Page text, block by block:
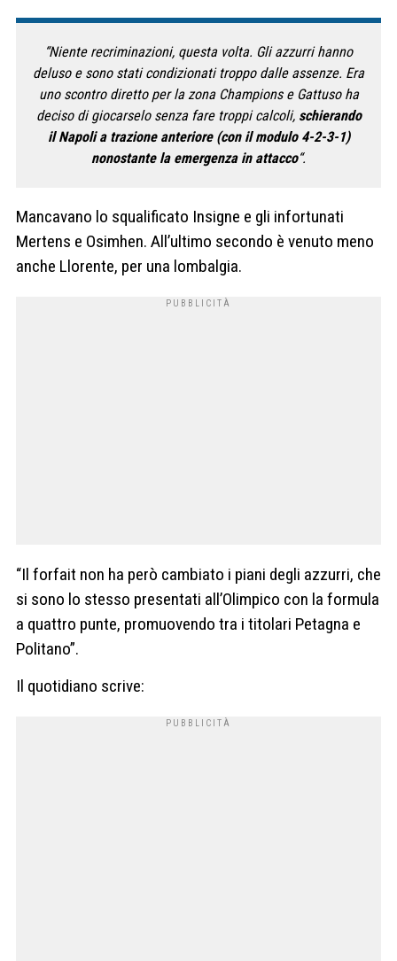
“Niente recriminazioni, questa volta. Gli azzurri hanno
deluso e sono stati condizionati troppo dalle assenze. Era
uno scontro diretto per la zona Champions e Gattuso ha
deciso di giocarselo senza fare troppi calcoli, schierando
il Napoli a trazione anteriore (con il modulo 4-2-3-1)
nonostante la emergenza in attacco“.
Mancavano lo squalificato Insigne e gli infortunati
Mertens e Osimhen. All’ultimo secondo è venuto meno
anche Llorente, per una lombalgia.
“Il forfait non ha però cambiato i piani degli azzurri, che
si sono lo stesso presentati all’Olimpico con la formula
a quattro punte, promuovendo tra i titolari Petagna e
Politano”.
Il quotidiano scrive: